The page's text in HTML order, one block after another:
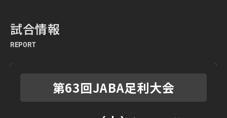
試合情報
REPORT
第63回JABA足利大会